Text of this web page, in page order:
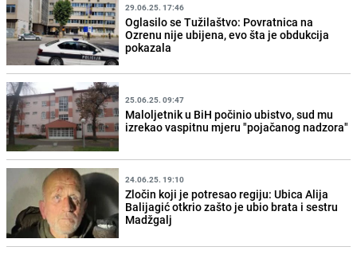
29.06.25. 17:46
Oglasilo se Tužilaštvo: Povratnica na
Ozrenu nije ubijena, evo šta je obdukcija
pokazala
25.06.25. 09:47
Maloljetnik u BiH počinio ubistvo, sud mu
izrekao vaspitnu mjeru "pojačanog nadzora"
24.06.25. 19:10
Zločin koji je potresao regiju: Ubica Alija
Balijagić otkrio zašto je ubio brata i sestru
Madžgalj